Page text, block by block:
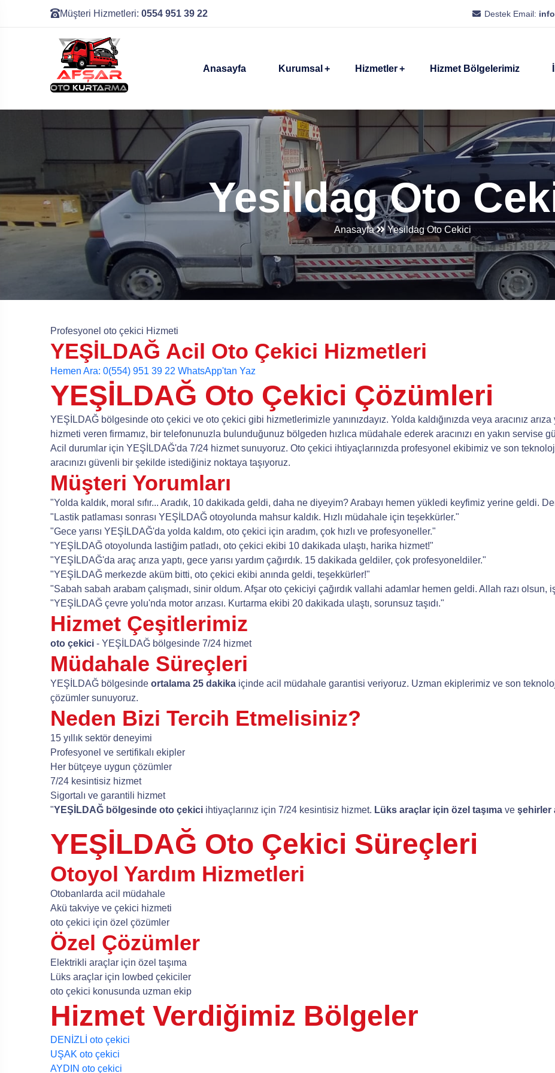
Müşteri Hizmetleri: 0554 951 39 22 Destek Email:
Anasayfa Kurumsal Hizmetler Hizmet Bölgelerimiz
Yesildag Oto
Anasayfa Yesildag Oto Cekici
Profesyonel oto çekici Hizmeti
YEŞİLDAĞ Acil Oto Çekici Hizmetleri
Hemen Ara: 0(554) 951 39 22 WhatsApp'tan Yaz
YEŞİLDAĞ Oto Çekici Çözümleri
YEŞİLDAĞ bölgesinde oto çekici ve oto çekici gibi hizmetlerimizle yanınızdayız. Yolda kaldığınızda veya aracınız
hizmeti veren firmamız, bir telefonunuzla bulunduğunuz bölgeden hızlıca müdahale ederek aracınızı en yakın servise
Acil durumlar için YEŞİLDAĞ'da 7/24 hizmet sunuyoruz. Oto çekici ihtiyaçlarınızda profesyonel ekibimiz ve son
aracınızı güvenli bir şekilde istediğiniz noktaya taşıyoruz.
Müşteri Yorumları
"Yolda kaldık, moral sıfır... Aradık, 10 dakikada geldi, daha ne diyeyim? Arabayı hemen yükledi keyfimiz yerine geldi.
"Lastik patlaması sonrası YEŞİLDAĞ otoyolunda mahsur kaldık. Hızlı müdahale için teşekkürler."
"Gece yarısı YEŞİLDAĞ'da yolda kaldım, oto çekici için aradım, çok hızlı ve profesyoneller."
"YEŞİLDAĞ otoyolunda lastiğim patladı, oto çekici ekibi 10 dakikada ulaştı, harika hizmet!"
"YEŞİLDAĞ'da araç arıza yaptı, gece yarısı yardım çağırdık. 15 dakikada geldiler, çok profesyoneldiler."
"YEŞİLDAĞ merkezde aküm bitti, oto çekici ekibi anında geldi, teşekkürler!"
"Sabah sabah arabam çalışmadı, sinir oldum. Afşar oto çekiciyi çağırdık vallahi adamlar hemen geldi. Allah razı olsun,
"YEŞİLDAĞ çevre yolu'nda motor arızası. Kurtarma ekibi 20 dakikada ulaştı, sorunsuz taşıdı."
Hizmet Çeşitlerimiz
oto çekici - YEŞİLDAĞ bölgesinde 7/24 hizmet
Müdahale Süreçleri
YEŞİLDAĞ bölgesinde ortalama 25 dakika içinde acil müdahale garantisi veriyoruz. Uzman ekiplerimiz ve son
çözümler sunuyoruz.
Neden Bizi Tercih Etmelisiniz?
15 yıllık sektör deneyimi
Profesyonel ve sertifikalı ekipler
Her bütçeye uygun çözümler
7/24 kesintisiz hizmet
Sigortalı ve garantili hizmet
"YEŞİLDAĞ bölgesinde oto çekici ihtiyaçlarınız için 7/24 kesintisiz hizmet. Lüks araçlar için özel taşıma ve şehirler
YEŞİLDAĞ Oto Çekici Süreçleri
Otoyol Yardım Hizmetleri
Otobanlarda acil müdahale
Akü takviye ve çekici hizmeti
oto çekici için özel çözümler
Özel Çözümler
Elektrikli araçlar için özel taşıma
Lüks araçlar için lowbed çekiciler
oto çekici konusunda uzman ekip
Hizmet Verdiğimiz Bölgeler
DENİZLİ oto çekici
UŞAK oto çekici
AYDIN oto çekici